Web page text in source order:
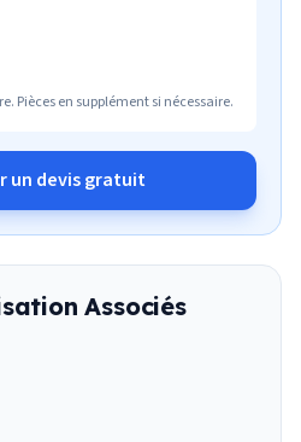
Pièces en supplément si nécessaire.
un devis gratuit
Associés